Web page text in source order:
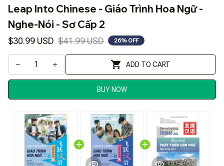
Leap Into Chinese - Giáo Trình Hoa Ngữ -
Nghe-Nói - Sơ Cấp 2
$30.99 USD $41.99 USD 26% OFF
ADD TO CART
BUY NOW